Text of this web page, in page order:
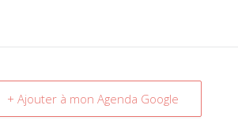
+ Ajouter à mon Agenda Google